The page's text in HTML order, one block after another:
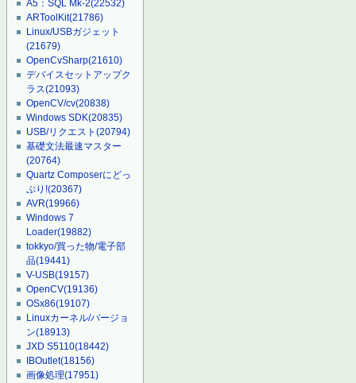
A5：SQL Mk-2(22532)
ARToolKit(21786)
Linux/USBガジェット
(21679)
OpenCvSharp(21610)
デバイスセットアップク
ラス(21093)
OpenCV/cv(20838)
Windows SDK(20835)
USB/リクエスト(20794)
基礎文法最速マスター
(20764)
Quartz Composerにどっ
ぷり!(20367)
AVR(19966)
Windows 7
Loader(19882)
tokkyo/買った物/電子部
品(19441)
V-USB(19157)
OpenCV(19136)
OSx86(19107)
Linuxカーネル/バージョ
ン(18913)
JXD S5110(18442)
IBOutlet(18156)
画像処理(17951)